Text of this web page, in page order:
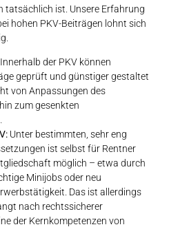
tatsächlich ist. Unsere Erfahrung
hohen PKV-Beiträgen lohnt sich
Innerhalb der PKV können
geprüft und günstiger gestaltet
von Anpassungen des
zum gesenkten
Unter bestimmten, sehr eng
ist selbst für Rentner
möglich – etwa durch
Minijobs oder neu
Das ist allerdings
nach rechtssicherer
der Kernkompetenzen von